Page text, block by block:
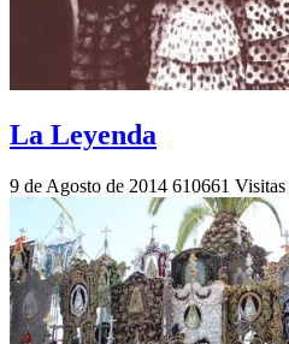
La Leyenda
9 de Agosto de 2014 610661 Visitas